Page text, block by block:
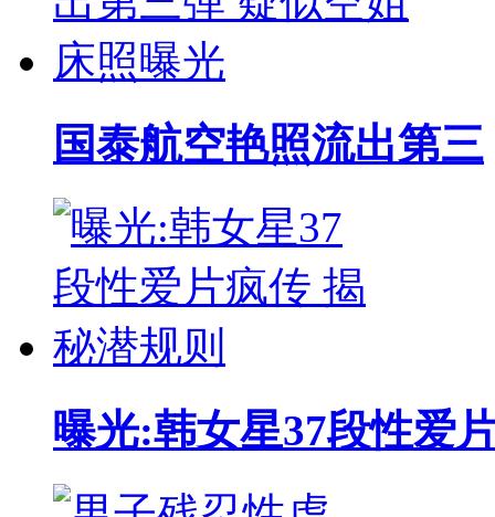
国泰航空艳照流出第三
曝光:韩女星37段性爱